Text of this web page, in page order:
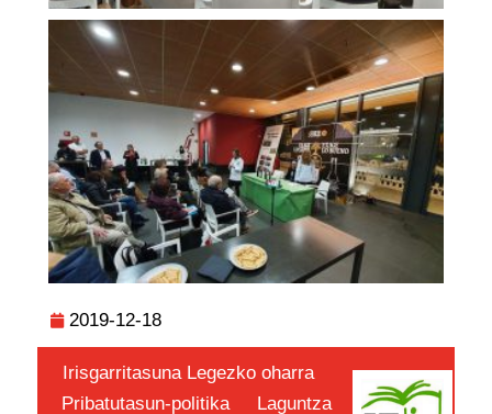
2019-12-18
Irisgarritasuna Legezko oharra
Pribatutasun-politika
Laguntza